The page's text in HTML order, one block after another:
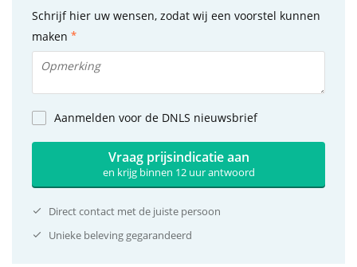
Schrijf hier uw wensen, zodat wij een voorstel kunnen
maken
Aanmelden voor de DNLS nieuwsbrief
Vraag prijsindicatie aan
en krijg binnen 12 uur antwoord
Direct contact met de juiste persoon
Unieke beleving gegarandeerd